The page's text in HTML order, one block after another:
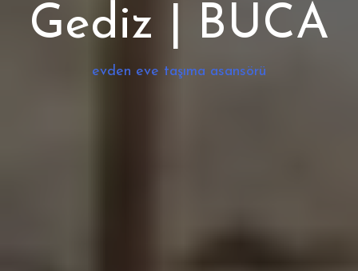
Gediz | BUCA
evden eve taşıma asansörü